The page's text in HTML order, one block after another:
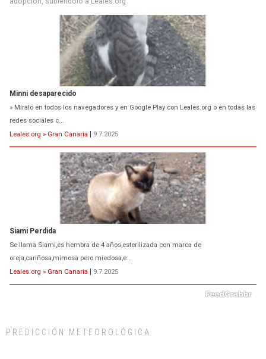
Minni desaparecido
» Míralo en todos los navegadores y en Google Play con Leales.org o en todas las
redes sociales c...
Leales.org » Gran Canaria | 9.7.2025
Siami Perdida
Se llama Siami,es hembra de 4 años,esterilizada con marca de
oreja,cariñosa,mimosa pero miedosa,e...
Leales.org » Gran Canaria | 9.7.2025
PREDICCIÓN METEOROLÓGICA